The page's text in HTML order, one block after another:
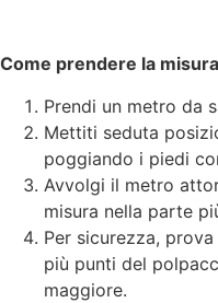
Come prendere la
Prendi un metro da
Mettiti seduta
poggiando i piedi
Avvolgi il metro
misura nella parte
Per sicurezza,
più punti del
maggiore.